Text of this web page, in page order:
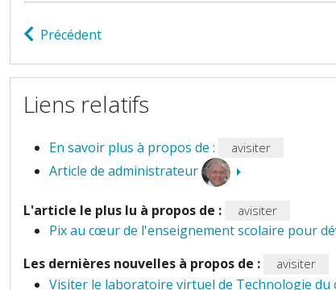
Précédent
Liens relatifs
En savoir plus à propos de : avisiter
Article de administrateur
L'article le plus lu à propos de : avisiter
Pix au cœur de l'enseignement scolaire pour
Les dernières nouvelles à propos de :
avisiter
Visiter le laboratoire virtuel de Technologie du